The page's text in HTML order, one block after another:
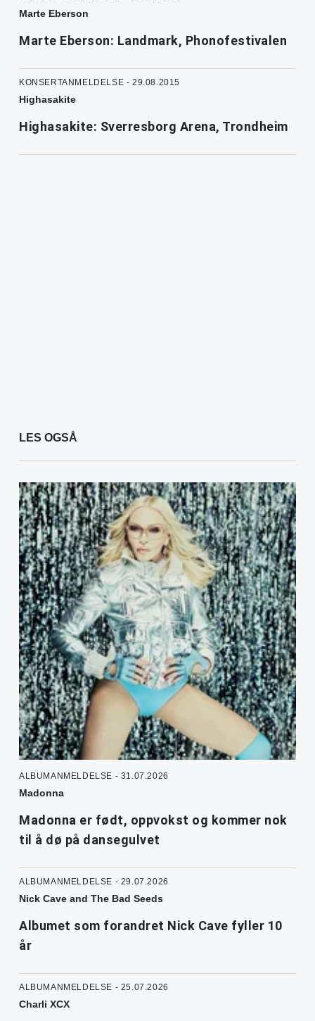
Marte Eberson
Marte Eberson: Landmark, Phonofestivalen
KONSERTANMELDELSE - 29.08.2015
Highasakite
Highasakite: Sverresborg Arena, Trondheim
LES OGSÅ
ALBUMANMELDELSE - 31.07.2026
Madonna
Madonna er født, oppvokst og kommer nok
til å dø på dansegulvet
ALBUMANMELDELSE - 29.07.2026
Nick Cave and The Bad Seeds
Albumet som forandret Nick Cave fyller 10
år
ALBUMANMELDELSE - 25.07.2026
Charli XCX